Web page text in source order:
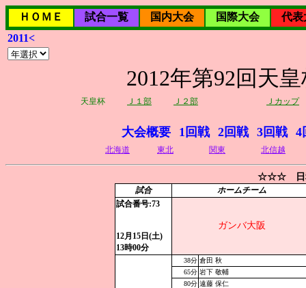
ＨＯＭＥ 試合一覧 国内大会 国際大会
代表
2011<
2012年第92回天
天皇杯 Ｊ１部 Ｊ２部 Ｊカップ
大会概要 1回戦 2回戦 3回戦 4
北海道 東北 関東 北信越
☆☆☆ 日
試合
ホームチーム
試合番号:73
12月15日(土)
13時00分
ガンバ大阪
38分 倉田 秋
65分 岩下 敬輔
80分 遠藤 保仁